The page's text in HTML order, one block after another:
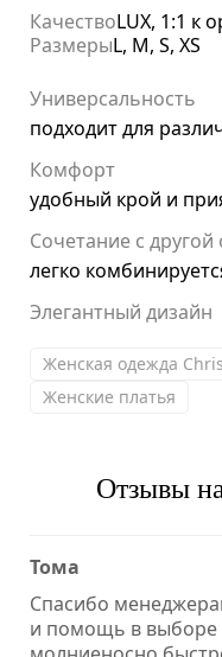
КачествоLUX, 1:1 к
РазмерыL, M, S, XS
Универсальность
подходит для
Комфорт
удобный крой и
Сочетание с
легко
Элегантный дизайн
Женская одежда
Женские платья
Отзывы
Тома
Спасибо
и помощь в выборе